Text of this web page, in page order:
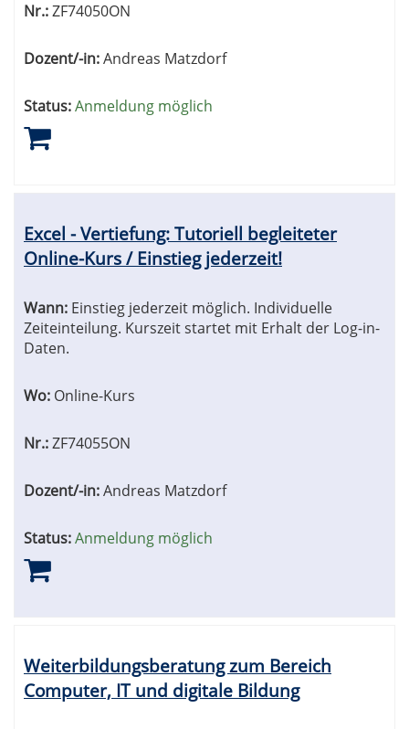
Nr.:ZF74050ON
Dozent/-in:Andreas Matzdorf
Status:Anmeldung möglich
Excel - Vertiefung: Tutoriell begleiteter
Online-Kurs / Einstieg jederzeit!
Wann: Einstieg jederzeit möglich. Individuelle
Zeiteinteilung. Kurszeit startet mit Erhalt der Log-in-
Daten.
Wo: Online-Kurs
Nr.:ZF74055ON
Dozent/-in:Andreas Matzdorf
Status:Anmeldung möglich
Weiterbildungsberatung zum Bereich
Computer, IT und digitale Bildung